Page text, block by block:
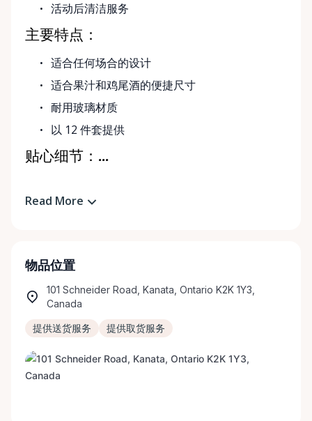
活动后清洁服务
主要特点：
适合任何场合的设计
适合果汁和鸡尾酒的便捷尺寸
耐用玻璃材质
以 12 件套提供
贴心细节：...
Read More
物品位置
101 Schneider Road, Kanata, Ontario K2K 1Y3,
Canada
提供送货服务 提供取货服务